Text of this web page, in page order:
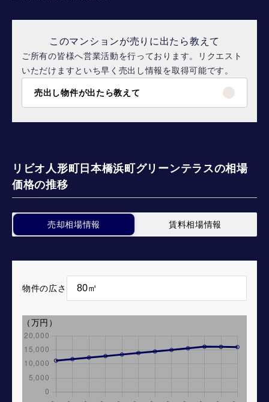
このマンションが売りに出たら教えて
ご所有の皆様へ営業活動を行っております。リクエスト
いただけますといち早く売出し情報を取得可能です。
売出し物件が出たら教えて
リビオ人形町日本橋浜町グリーンテラスの相場
価格の推移
売却相場情報 賃料相場情報
物件の広さ
（万円）